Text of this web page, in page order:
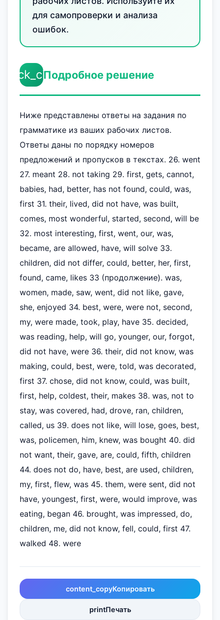
для самопроверки и анализа
ошибок.
Подробное решение
Ниже представлены ответы на задания по
грамматике из ваших рабочих листов.
Ответы даны по порядку номеров
предложений и пропусков в текстах. 26. went
27. meant 28. not taking 29. first, gets, cannot,
babies, had, better, has not found, could, was,
first 31. their, lived, did not have, was built,
comes, most wonderful, started, second, will be
32. most interesting, first, went, our, was,
became, are allowed, have, will solve 33.
children, did not differ, could, better, her, first,
found, came, likes 33 (продолжение). was,
women, made, saw, went, did not like, gave,
she, enjoyed 34. best, were, were not, second,
my, were made, took, play, have 35. decided,
was reading, help, will go, younger, our, forgot,
did not have, were 36. their, did not know, was
making, could, best, were, told, was decorated,
first 37. chose, did not know, could, was built,
first, help, coldest, their, makes 38. was, not to
stay, was covered, had, drove, ran, children,
called, us 39. does not like, will lose, goes, best,
was, policemen, him, knew, was bought 40. did
not want, their, gave, are, could, fifth, children
44. does not do, have, best, are used, children,
my, first, flew, was 45. them, were sent, did not
have, youngest, first, were, would improve, was
eating, began 46. brought, was impressed, do,
children, me, did not know, fell, could, first 47.
walked 48. were
content_copyКопировать
printПечать